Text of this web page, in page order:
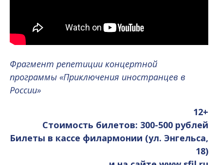
Фрагмент репетиции концертной
программы «Приключения иностранцев в
России»
12+
Стоимость билетов: 300-500 рублей
Билеты в кассе филармонии (ул. Энгельса,
18)